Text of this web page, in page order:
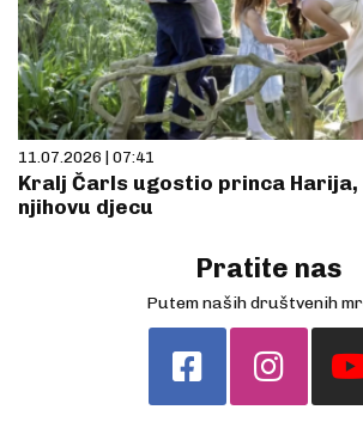
11.07.2026 | 07:41
Kralj Čarls ugostio princa Harija,
njihovu djecu
Pratite nas
Putem naših društvenih